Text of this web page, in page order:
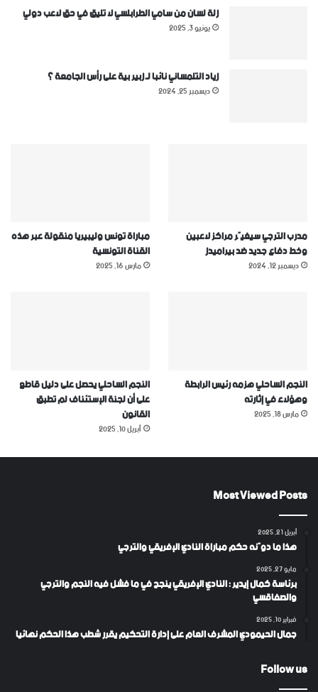
زلة لسان من سامي الطرابلسي لا تليق في حق لاعب دولي
يونيو 3, 2025
زياد التلمساني نائبا لـ زبير بية على رأس الجامعة ؟
ديسمبر 25, 2024
مدرب الترجي سيغيّر مراكز لاعبين
وخط دفاع جديد ضد بيراميدز
ديسمبر 12, 2024
مباراة تونس وليبيريا منقولة عبر هذه
القناة التونسية
مارس 16, 2025
النجم الساحلي هزمه رئيس الرابطة
وهؤلاء في إثارته
مارس 18, 2025
النجم الساحلي يحصل على دليل قاطع
على أن لجنة الإستئناف لم تطبق
القانون
أبريل 10, 2025
Most Viewed Posts
أبريل 21, 2025
هذا ما دوّنه حكم مباراة النادي الإفريقي والترجي
مايو 27, 2025
برئاسة كمال إيدير : النادي الإفريقي ينجح في ما فشل فيه النجم والترجي
والصفاقسي
فبراير 10, 2025
جمال الحيمودي المشرف العام على إدارة التحكيم يقرر شطب هذا الحكم نهائيا
Follow us